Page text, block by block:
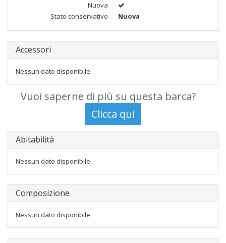
Nuova
Stato conservativo
Nuova
Accessori
Nessun dato disponibile
Vuoi saperne di più su questa barca?
Abitabilità
Nessun dato disponibile
Composizione
Nessun dato disponibile